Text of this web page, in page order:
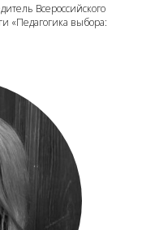
Всероссийского
«Педагогика выбора: